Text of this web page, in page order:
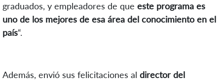
graduados, y empleadores de que este programa es
uno de los mejores de esa área del conocimiento en el
país“.
Además, envió sus felicitaciones al director del